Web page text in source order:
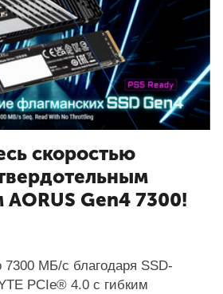
скоростью
Gen4 7300!
7300 МБ/с благодаря SSD-
PCIe® 4.0 с гибким